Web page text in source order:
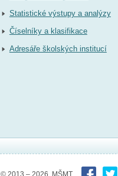
Statistické výstupy a analýzy
Číselníky a klasifikace
Adresáře školských institucí
© 2013 – 2026 MŠMT